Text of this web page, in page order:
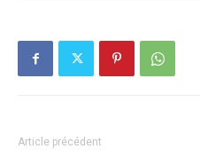
Article précédent